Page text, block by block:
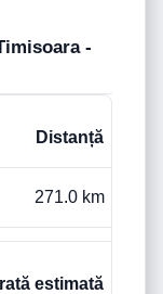
-
Distanță
271.0 km
estimată